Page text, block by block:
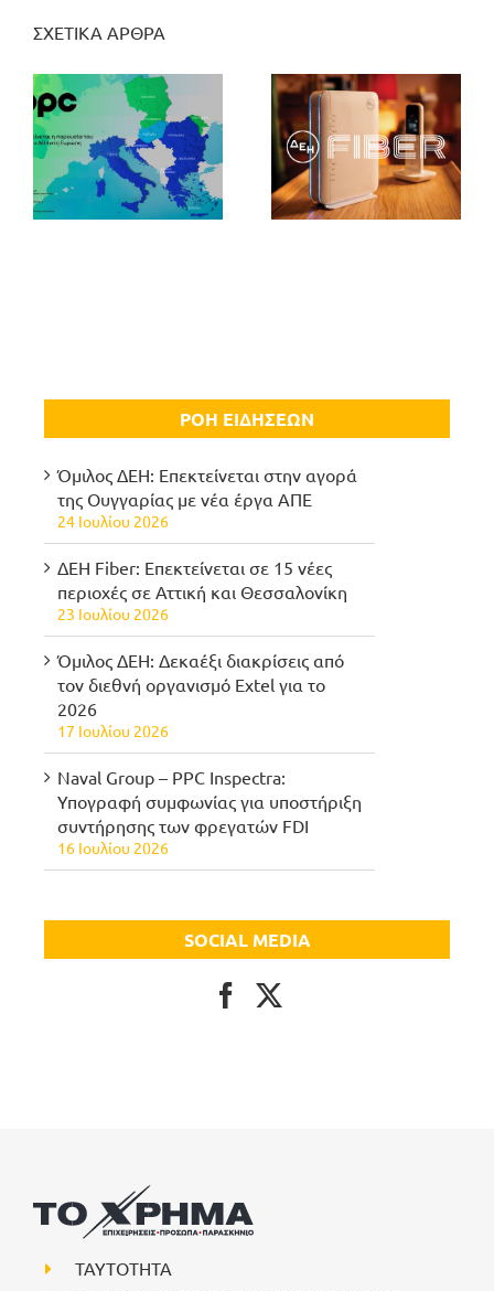
ΣΧΕΤΙΚΑ ΑΡΘΡΑ
ΡΟΗ ΕΙΔΗΣΕΩΝ
Όμιλος ΔΕΗ: Επεκτείνεται στην αγορά
της Ουγγαρίας με νέα έργα ΑΠΕ
24 Ιουλίου 2026
ΔΕΗ Fiber: Επεκτείνεται σε 15 νέες
περιοχές σε Αττική και Θεσσαλονίκη
23 Ιουλίου 2026
Όμιλος ΔΕΗ: Δεκαέξι διακρίσεις από
τον διεθνή οργανισμό Extel για το
2026
17 Ιουλίου 2026
Naval Group – PPC Inspectra:
Υπογραφή συμφωνίας για υποστήριξη
συντήρησης των φρεγατών FDI
16 Ιουλίου 2026
SOCIAL MEDIA
ΤΑΥΤΟΤΗΤΑ